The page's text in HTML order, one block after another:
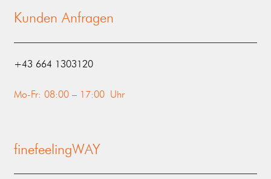
Kunden Anfragen
‭+43 664 1303120‬
Mo-Fr: 08:00 – 17:00 Uhr
finefeelingWAY